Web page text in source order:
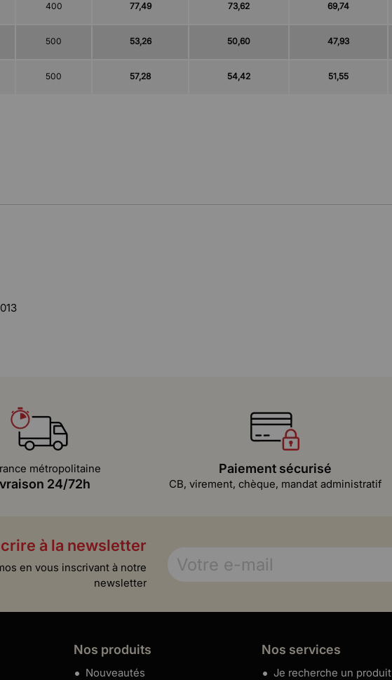
400 77,49 73,62 69,74
500 53,26 50,60 47,93
500 57,28 54,42 51,55
métropolitaine
24/72h
Paiement sécurisé
CB, virement, chèque, mandat administratif
à la newsletter
en vous inscrivant à notre
newsletter
Nos produits
Nouveautés
Nos services
Je recherche un produit